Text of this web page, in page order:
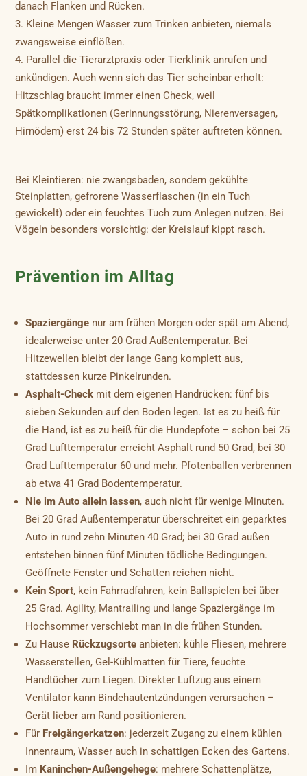
danach Flanken und Rücken.
Kleine Mengen Wasser zum Trinken anbieten, niemals
zwangsweise einflößen.
Parallel die Tierarztpraxis oder Tierklinik anrufen und
ankündigen. Auch wenn sich das Tier scheinbar erholt:
Hitzschlag braucht immer einen Check, weil
Spätkomplikationen (Gerinnungsstörung, Nierenversagen,
Hirnödem) erst 24 bis 72 Stunden später auftreten können.
Bei Kleintieren: nie zwangsbaden, sondern gekühlte
Steinplatten, gefrorene Wasserflaschen (in ein Tuch
gewickelt) oder ein feuchtes Tuch zum Anlegen nutzen. Bei
Vögeln besonders vorsichtig: der Kreislauf kippt rasch.
Prävention im Alltag
Spaziergänge nur am frühen Morgen oder spät am Abend,
idealerweise unter 20 Grad Außentemperatur. Bei
Hitzewellen bleibt der lange Gang komplett aus,
stattdessen kurze Pinkelrunden.
Asphalt-Check mit dem eigenen Handrücken: fünf bis
sieben Sekunden auf den Boden legen. Ist es zu heiß für
die Hand, ist es zu heiß für die Hundepfote – schon bei 25
Grad Lufttemperatur erreicht Asphalt rund 50 Grad, bei 30
Grad Lufttemperatur 60 und mehr. Pfotenballen verbrennen
ab etwa 41 Grad Bodentemperatur.
Nie im Auto allein lassen, auch nicht für wenige Minuten.
Bei 20 Grad Außentemperatur überschreitet ein geparktes
Auto in rund zehn Minuten 40 Grad; bei 30 Grad außen
entstehen binnen fünf Minuten tödliche Bedingungen.
Geöffnete Fenster und Schatten reichen nicht.
Kein Sport, kein Fahrradfahren, kein Ballspielen bei über
25 Grad. Agility, Mantrailing und lange Spaziergänge im
Hochsommer verschiebt man in die frühen Stunden.
Zu Hause Rückzugsorte anbieten: kühle Fliesen, mehrere
Wasserstellen, Gel-Kühlmatten für Tiere, feuchte
Handtücher zum Liegen. Direkter Luftzug aus einem
Ventilator kann Bindehautentzündungen verursachen –
Gerät lieber am Rand positionieren.
Für Freigängerkatzen: jederzeit Zugang zu einem kühlen
Innenraum, Wasser auch in schattigen Ecken des Gartens.
Im Kaninchen-Außengehege: mehrere Schattenplätze,